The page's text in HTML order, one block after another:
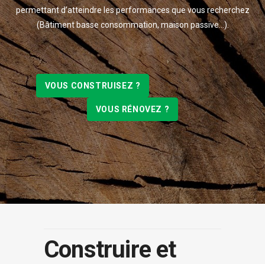
permettant d’atteindre les performances que vous recherchez
(Bâtiment basse consommation, maison passive…).
VOUS CONSTRUISEZ ?
VOUS RÉNOVEZ ?
Construire et